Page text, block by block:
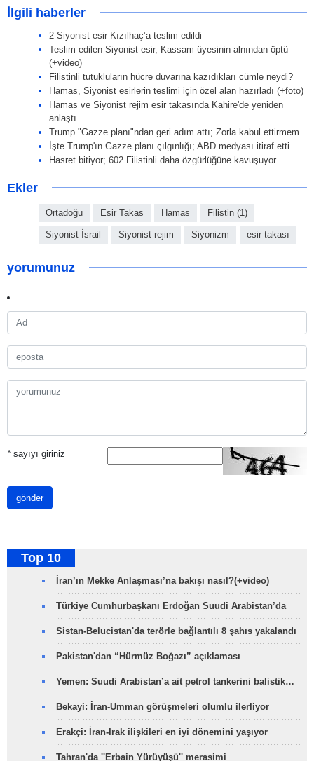
İlgili haberler
2 Siyonist esir Kızılhaç’a teslim edildi
Teslim edilen Siyonist esir, Kassam üyesinin alnından öptü
(+video)
Filistinli tutukluların hücre duvarına kazıdıkları cümle neydi?
Hamas, Siyonist esirlerin teslimi için özel alan hazırladı (+foto)
Hamas ve Siyonist rejim esir takasında Kahire'de yeniden
anlaştı
Trump "Gazze planı"ndan geri adım attı; Zorla kabul ettirmem
İşte Trump'ın Gazze planı çılgınlığı; ABD medyası itiraf etti
Hasret bitiyor; 602 Filistinli daha özgürlüğüne kavuşuyor
Ekler
Ortadoğu Esir Takas Hamas Filistin (1)
Siyonist İsrail Siyonist rejim Siyonizm esir takası
yorumunuz
*sayıyı giriniz
gönder
Top 10
İran’ın Mekke Anlaşması’na bakışı nasıl?(+video)
Türkiye Cumhurbaşkanı Erdoğan Suudi Arabistan’da
Sistan-Belucistan'da terörle bağlantılı 8 şahıs yakalandı
Pakistan'dan “Hürmüz Boğazı” açıklaması
Yemen: Suudi Arabistan’a ait petrol tankerini balistik…
Bekayi: İran-Umman görüşmeleri olumlu ilerliyor
Erakçi: İran-Irak ilişkileri en iyi dönemini yaşıyor
Tahran'da ''Erbain Yürüyüşü'' merasimi